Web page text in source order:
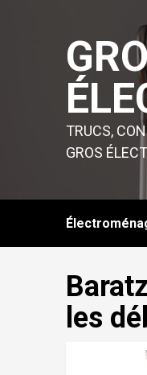
TRUCS,
GROS
les